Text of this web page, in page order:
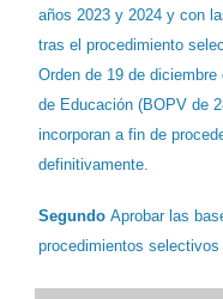
años 2023 y 2024 y con
tras el procedimiento
Orden de 19 de
de Educación (BOPV de
incorporan a fin de
definitivamente.
Segundo Aprobar las
procedimientos selectivos